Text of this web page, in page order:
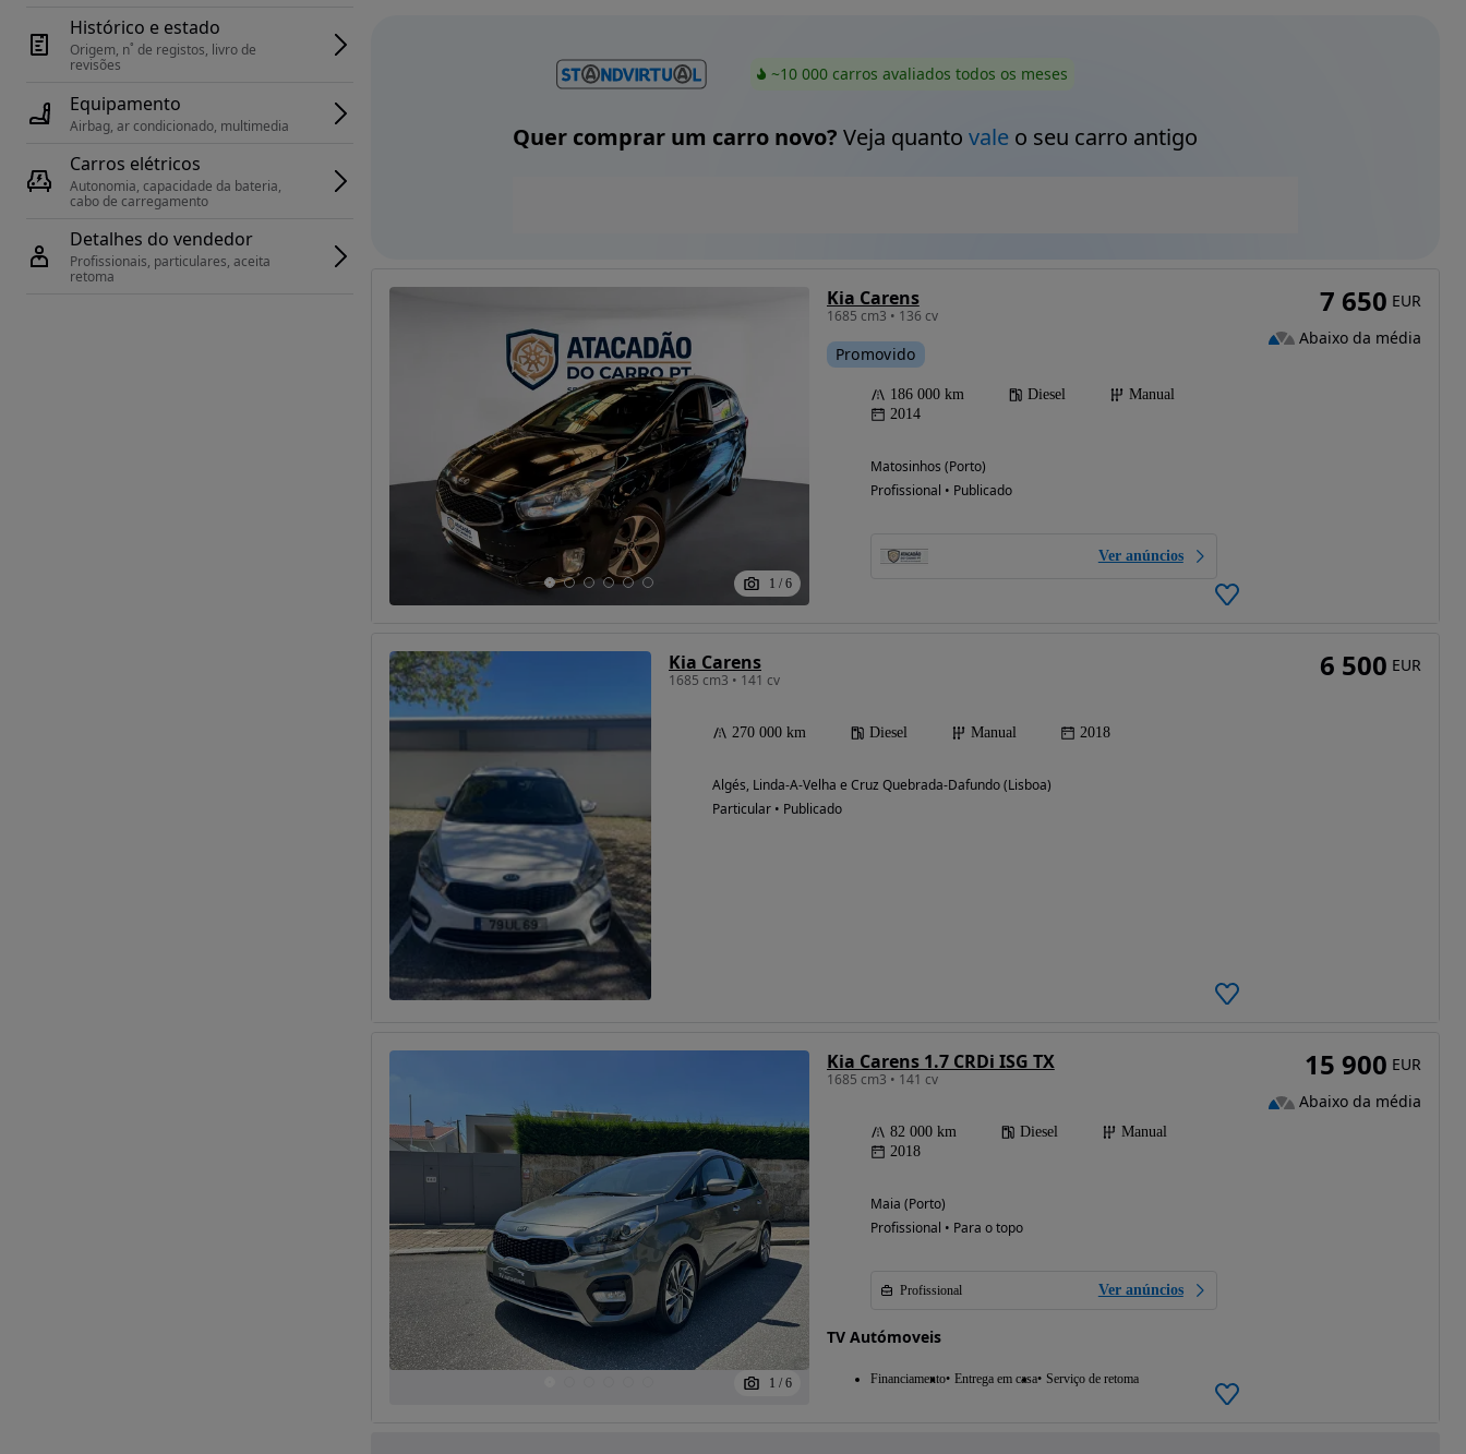
Histórico e estado
Origem, n˚ de registos, livro de
revisões
Equipamento
Airbag, ar condicionado, multimedia
Carros elétricos
Autonomia, capacidade da bateria,
cabo de carregamento
Detalhes do vendedor
Profissionais, particulares, aceita
retoma
~10 000 carros avaliados todos os meses
Quer comprar um carro novo? Veja quanto valeo seu carro antigo
1 / 6
Kia Carens
1685 cm3 • 136 cv
Promovido
186 000 km Diesel
Manual
2014
Matosinhos (Porto)
Profissional • Publicado
Ver anúncios
7 650 EUR
Abaixo da média
Kia Carens
1685 cm3 • 141 cv
270 000 km Diesel Manual 2018
Algés, Linda-A-Velha e Cruz Quebrada-Dafundo (Lisboa)
Particular • Publicado
6 500 EUR
1 / 6
Kia Carens 1.7 CRDi ISG TX
1685 cm3 • 141 cv
82 000 km Diesel
Manual
2018
Maia (Porto)
Profissional • Para o topo
Profissional Ver anúncios
TV Autómoveis
Financiamento Entrega em casa Serviço de retoma
15 900 EUR
Abaixo da média